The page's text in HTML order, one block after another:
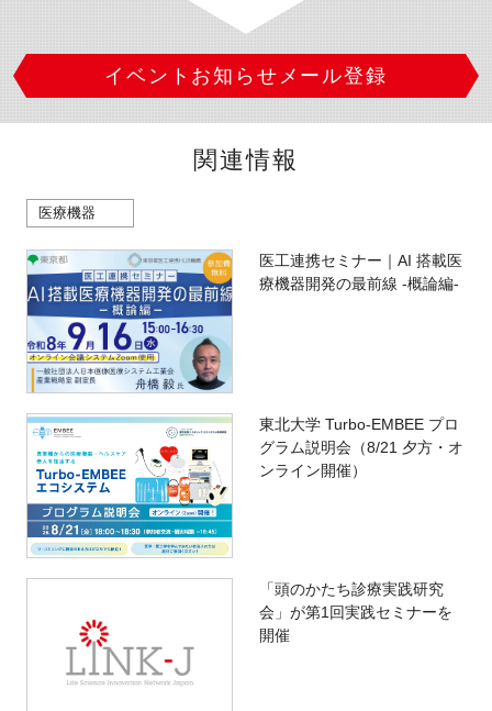
イベントお知らせメール登録
関連情報
医療機器
医工連携セミナー｜AI 搭載医
療機器開発の最前線 -概論編-
東北大学 Turbo-EMBEE プロ
グラム説明会（8/21 夕方・オ
ンライン開催）
「頭のかたち診療実践研究
会」が第1回実践セミナーを
開催